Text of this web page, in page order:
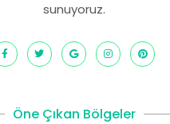
sunuyoruz.
Öne Çıkan Bölgeler